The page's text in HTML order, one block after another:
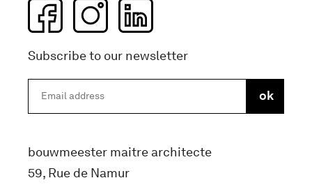
Subscribe to our newsletter
bouwmeester maitre architecte
59, Rue de Namur